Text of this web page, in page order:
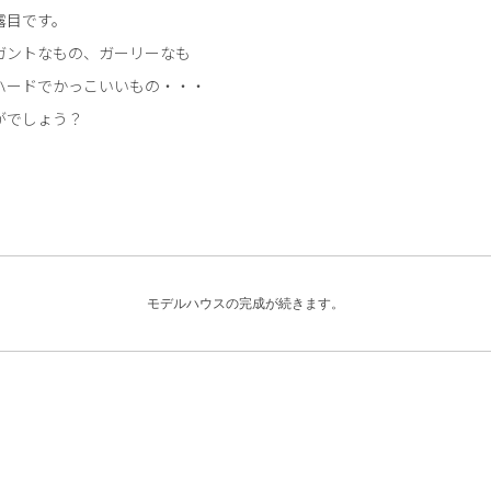
です。
ントなもの、ガーリーなも
ードでかっこいいもの・・・
でしょう？
モデルハウスの完成が続きます。